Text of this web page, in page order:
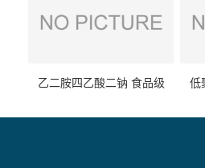
乙二胺四乙酸二钠 食品级
低